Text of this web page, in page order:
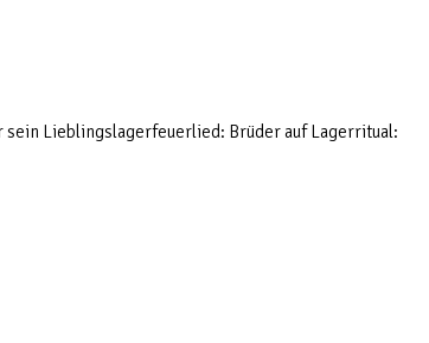
sein Lieblingslagerfeuerlied: Brüder auf Lagerritual: